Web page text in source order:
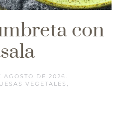
con
AGOSTO DE 2026 .
VEGETALES ,